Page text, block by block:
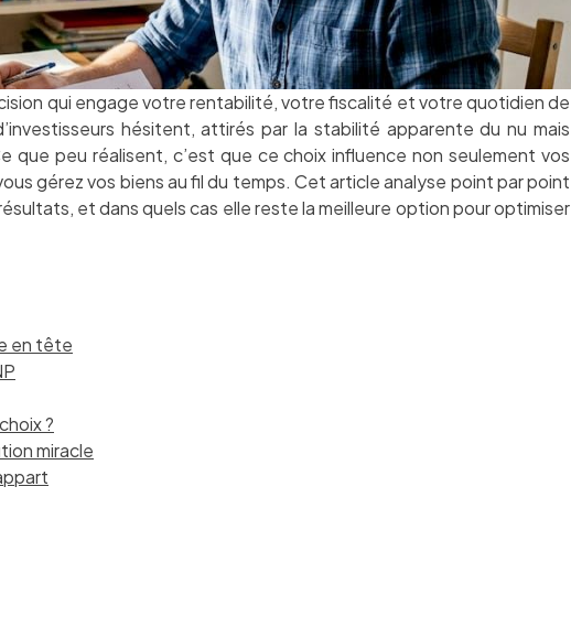
qui engage votre rentabilité, votre fiscalité et votre quotidien de
hésitent, attirés par la stabilité apparente du nu mais
que peu réalisent, c’est que ce choix influence non seulement vos
gérez vos biens au fil du temps. Cet article analyse point par point
et dans quels cas elle reste la meilleure option pour optimiser
en tête
?
miracle